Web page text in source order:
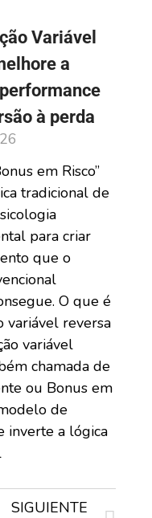
Variável
a
à perda
em Risco”
tradicional de
para criar
que o
O que é
variável reversa
variável
chamada de
ou Bonus em
de
inverte a lógica
SIGUIENTE